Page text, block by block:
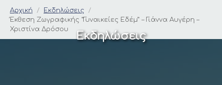
Έκθεση Ζωγραφικής
Αρχική
Εκδηλώσεις
Έκθεση Ζωγραφικής “Γυναικείες Εδέμ” – Γιάννα Αυγέρη –
Χριστίνα Δρόσου
Εκδηλώσεις